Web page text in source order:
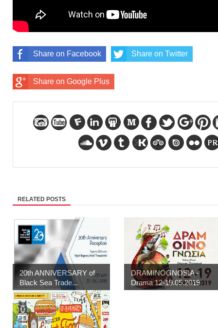
Share on Facebook Share on Twitter
Share on Google Plus
RELATED POSTS
20th ANNIVERSARY of
Black Sea Trade...
DRAMINOGNOSIA -
Drama 12-19.05.2019